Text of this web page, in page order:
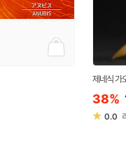
제네식 가
38%
★ 0.0